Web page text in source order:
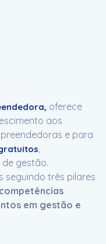
, oferece
aos
e para
gestão.
seguindo três pilares
em gestão e